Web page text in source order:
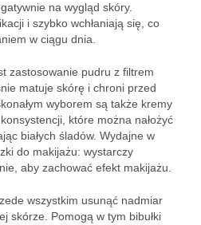
na wygląd skóry.
i szybko wchłaniają się, co
w ciągu dnia.
zastosowanie pudru z filtrem
matuje skórę i chroni przed
wyborem są także kremy
które można nałożyć
białych śladów. Wydajne w
do makijażu: wystarczy
aby zachować efekt makijażu.
wszystkim usunąć nadmiar
skórze. Pomogą w tym bibułki